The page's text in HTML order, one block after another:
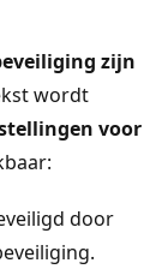
zijn
wordt
voor
door